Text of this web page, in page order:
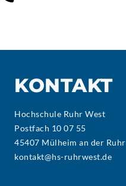
KONTAKT
Hochschule Ruhr West
Postfach 10 07 55
45407 Mülheim an der Ruhr
kontakt@hs-ruhrwest.de